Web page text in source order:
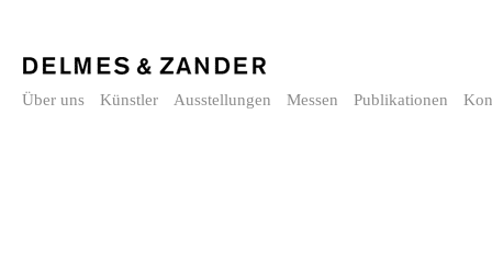
Über uns Künstler Ausstellungen Messen Publikationen